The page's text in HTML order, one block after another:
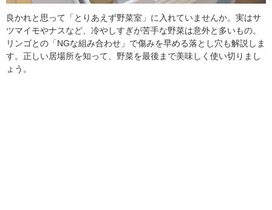
良かれと思って「とりあえず野菜室」に入れていませんか。実はサ
ツマイモやナスなど、冷やしすぎが苦手な野菜は意外と多いもの。
リンゴとの「NGな組み合わせ」で傷みを早める落とし穴も解説しま
す。正しい居場所を知って、野菜を最後まで美味しく使い切りまし
ょう。